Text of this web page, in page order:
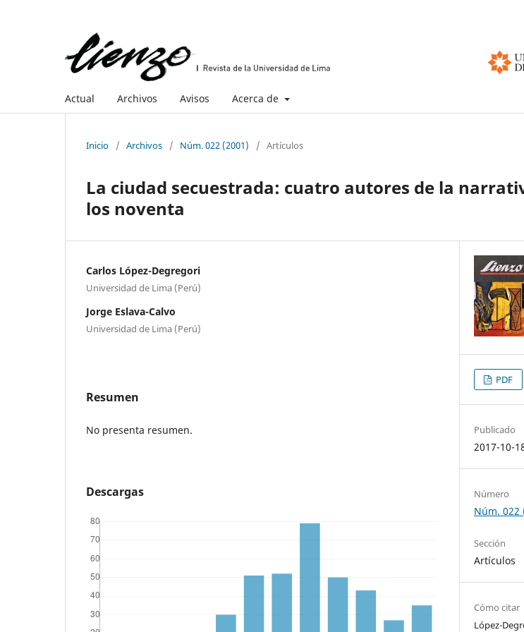
Actual Archivos Avisos Acerca de
Inicio / Archivos / Núm. 022 (2001) / Artículos
La ciudad secuestrada: cuatro autores de la
los noventa
Carlos López-Degregori
Universidad de Lima (Perú)
Jorge Eslava-Calvo
Universidad de Lima (Perú)
Resumen
No presenta resumen.
Descargas
PDF
Publicado
2017-10-
Número
Núm. 022
Sección
Artículos
Cómo citar
López-